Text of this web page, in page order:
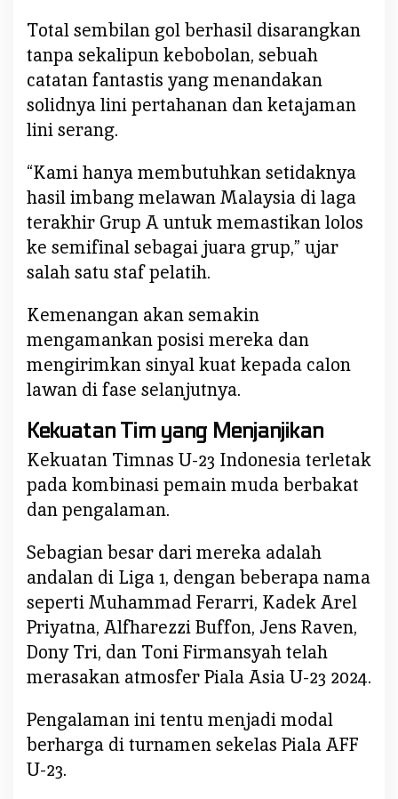
Total sembilan gol berhasil disarangkan
tanpa sekalipun kebobolan, sebuah
catatan fantastis yang menandakan
solidnya lini pertahanan dan ketajaman
lini serang.
“Kami hanya membutuhkan setidaknya
hasil imbang melawan Malaysia di laga
terakhir Grup A untuk memastikan lolos
ke semifinal sebagai juara grup,” ujar
salah satu staf pelatih.
Kemenangan akan semakin
mengamankan posisi mereka dan
mengirimkan sinyal kuat kepada calon
lawan di fase selanjutnya.
Kekuatan Tim yang Menjanjikan
Kekuatan Timnas U-23 Indonesia terletak
pada kombinasi pemain muda berbakat
dan pengalaman.
Sebagian besar dari mereka adalah
andalan di Liga 1, dengan beberapa nama
seperti Muhammad Ferarri, Kadek Arel
Priyatna, Alfharezzi Buffon, Jens Raven,
Dony Tri, dan Toni Firmansyah telah
merasakan atmosfer Piala Asia U-23 2024.
Pengalaman ini tentu menjadi modal
berharga di turnamen sekelas Piala AFF
U-23.